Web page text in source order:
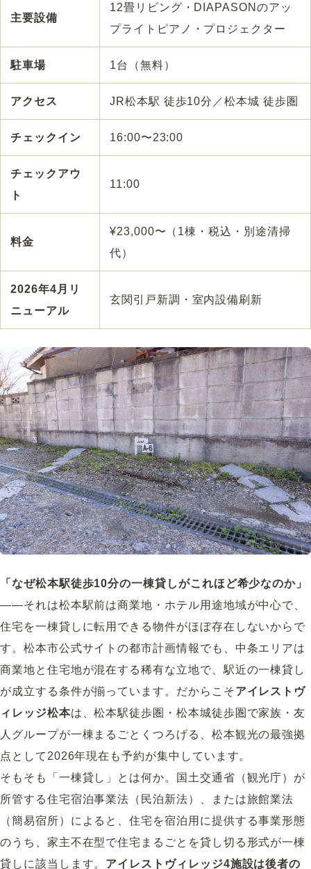
主要設備
12畳リビング・DIAPASONのアッ
プライトピアノ・プロジェクター
駐車場 1台（無料）
アクセス JR松本駅 徒歩10分／松本城 徒歩圏
チェックイン 16:00〜23:00
チェックアウ
ト
11:00
料金
¥23,000〜（1棟・税込・別途清掃
代）
2026年4月リ
ニューアル
玄関引戸新調・室内設備刷新
「なぜ松本駅徒歩10分の一棟貸しがこれほど希少なのか」
――それは松本駅前は商業地・ホテル用途地域が中心で、
住宅を一棟貸しに転用できる物件がほぼ存在しないからで
す。 松本市公式サイトの都市計画情報でも、中条エリアは
商業地と住宅地が混在する稀有な立地で、駅近の一棟貸し
が成立する条件が揃っています。だからこそアイレストヴ
ィレッジ松本は、松本駅徒歩圏・松本城徒歩圏で家族・友
人グループが一棟まるごとくつろげる、松本観光の最強拠
点として2026年現在も予約が集中しています。
そもそも「一棟貸し」とは何か。
国土交通省（観光庁）が
所管する住宅宿泊事業法（民泊新法）
、または旅館業法
（簡易宿所）によると、住宅を宿泊用に提供する事業形態
のうち、家主不在型で住宅まるごとを貸し切る形式が一棟
貸しに該当します。 アイレストヴィレッジ4施設は後者の